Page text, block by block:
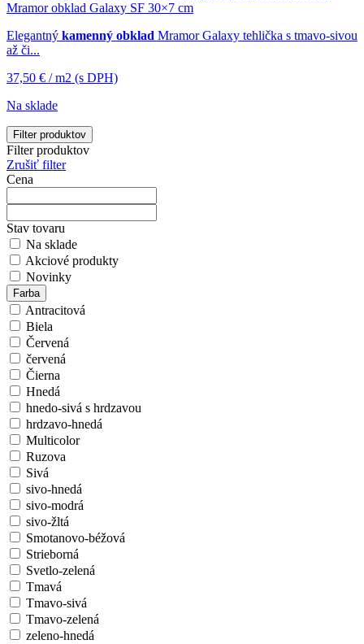
Mramor obklad Galaxy SF 30×7 cm
Elegantný kamenný obklad Mramor Galaxy tehlička s tmavo-sivou
až či...
37,50 € / m2 (s DPH)
Na sklade
Filter produktov
Filter produktov
Zrušiť filter
Cena
Stav tovaru
Na sklade
Akciové produkty
Novinky
Farba
Antracitová
Biela
Červená
červená
Čierna
Hnedá
hnedo-sivá s hrdzavou
hrdzavo-hnedá
Multicolor
Ruzova
Sivá
sivo-hnedá
sivo-modrá
sivo-žltá
Smotanovo-béžová
Strieborná
Svetlo-zelená
Tmavá
Tmavo-sivá
Tmavo-zelená
zeleno-hnedá